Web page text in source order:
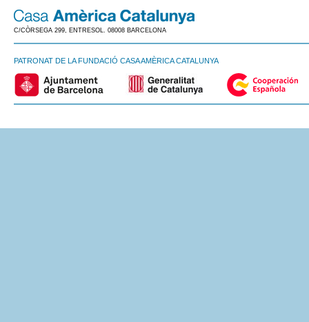
C/CÒRSEGA 299, ENTRESOL. 08008 BARCELONA
PATRONAT DE LA FUNDACIÓ CASA AMÈRICA CATALUNYA